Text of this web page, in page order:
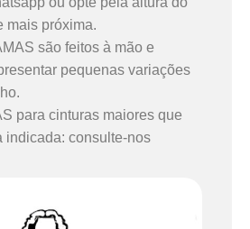
mais próxima.
são feitos à mão e
pequenas variações
para cinturas maiores que
indicada: consulte-nos